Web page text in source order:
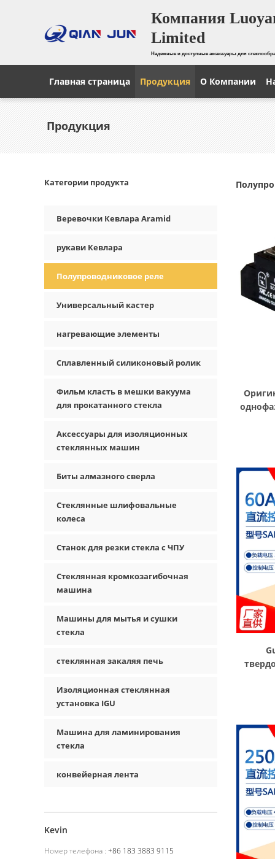
Компания
Limited
Надежные и доступные аксессуары для
Главная страница Продукция О Компании
Продукция
Категории продукта
Веревочки Кевлара Aramid
рукави Кевлара
Полупроводниковое реле
Универсальный кастер
нагревающие элементы
Сплавленный силиконовый ролик
Фильм класть в мешки вакуума
для прокатанного стекла
Аксессуары для изоляционных
стеклянных машин
Биты алмазного сверла
Стеклянные шлифовальные
колеса
Станок для резки стекла с ЧПУ
Стеклянная кромкозагибочная
машина
Машины для мытья и сушки
стекла
стеклянная закаляя печь
Изоляционная стеклянная
установка IGU
Машина для ламинирования
стекла
конвейерная лента
Kevin
Номер телефона : +86 183 3883 9115